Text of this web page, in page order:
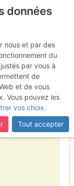
2017
données
nous et par des
du
par vous à
de
et de vous
Vous pouvez les
vos choix.
Tout accepter